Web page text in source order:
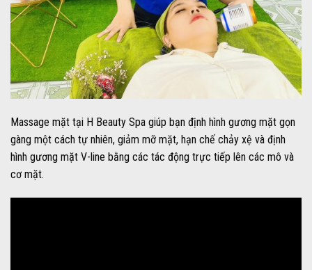
Massage mặt tại H Beauty Spa giúp bạn định hình gương mặt gọn
gàng một cách tự nhiên, giảm mỡ mặt, hạn chế chảy xệ và định
hình gương mặt V-line bằng các tác động trực tiếp lên các mô và
cơ mặt.